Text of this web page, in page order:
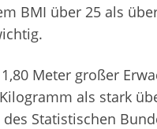
BMI über 25 als
Meter großer
als stark
Statistischen